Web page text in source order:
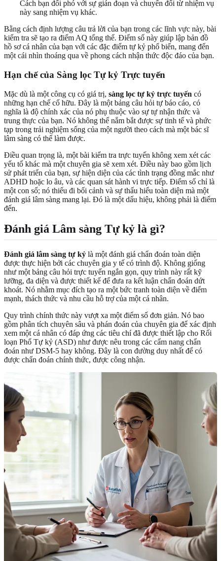
Cách bạn đối phó với sự gián đoạn và chuyển đổi từ nhiệm vụ
này sang nhiệm vụ khác.
Bằng cách định lượng câu trả lời của bạn trong các lĩnh vực này, bài
kiểm tra sẽ tạo ra điểm AQ tổng thể. Điểm số này giúp lập bản đồ
hồ sơ cá nhân của bạn với các đặc điểm tự kỷ phổ biến, mang đến
một cái nhìn thoáng qua về phong cách nhận thức độc đáo của bạn.
Hạn chế của Sàng lọc Tự kỷ Trực tuyến
Mặc dù là một công cụ có giá trị, sàng lọc tự kỷ trực tuyến có
những hạn chế cố hữu. Đây là một bảng câu hỏi tự báo cáo, có
nghĩa là độ chính xác của nó phụ thuộc vào sự tự nhận thức và
trung thực của bạn. Nó không thể nắm bắt được sự tinh tế và phức
tạp trong trải nghiệm sống của một người theo cách mà một bác sĩ
lâm sàng có thể làm được.
Điều quan trọng là, một bài kiểm tra trực tuyến không xem xét các
yếu tố khác mà một chuyên gia sẽ xem xét. Điều này bao gồm lịch
sử phát triển của bạn, sự hiện diện của các tình trạng đồng mắc như
ADHD hoặc lo âu, và các quan sát hành vi trực tiếp. Điểm số chỉ là
một con số; nó thiếu đi bối cảnh và sự thấu hiểu toàn diện mà một
đánh giá lâm sàng mang lại. Đó là một dấu hiệu, không phải là điểm
đến.
Đánh giá Lâm sàng Tự kỷ là gì?
Đánh giá lâm sàng tự kỷ là một đánh giá chẩn đoán toàn diện
được thực hiện bởi các chuyên gia y tế có trình độ. Không giống
như một bảng câu hỏi trực tuyến ngắn gọn, quy trình này rất kỹ
lưỡng, đa diện và được thiết kế để đưa ra kết luận chẩn đoán dứt
khoát. Nó nhằm mục đích tạo ra một bức tranh toàn diện về điểm
mạnh, thách thức và nhu cầu hỗ trợ của một cá nhân.
Quy trình chính thức này vượt xa một điểm số đơn giản. Nó bao
gồm phân tích chuyên sâu và phán đoán của chuyên gia để xác định
xem một cá nhân có đáp ứng các tiêu chí đã được thiết lập cho Rối
loạn Phổ Tự kỷ (ASD) như được nêu trong các cẩm nang chẩn
đoán như DSM-5 hay không. Đây là con đường duy nhất để có
được chẩn đoán chính thức, được công nhận.